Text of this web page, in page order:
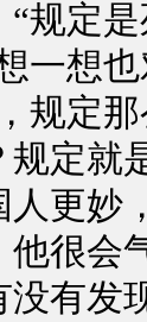
“规定
一想
规定
规定就
人更妙
很会
发现